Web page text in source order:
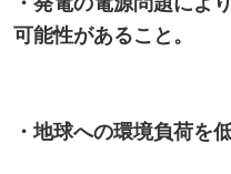
可能性があること。
・地球への環境負荷を